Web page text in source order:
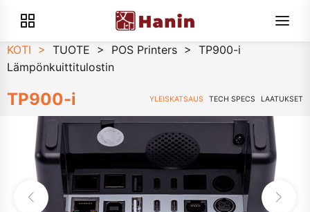
KOTI > TUOTE > POS Printers > TP900-i
Lämpönkuittitulostin
TP900-i YLEISKATSAUS TECH SPECS LAATUKSET